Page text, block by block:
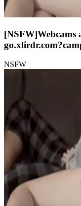
[NSFW]Webcams
NSFW